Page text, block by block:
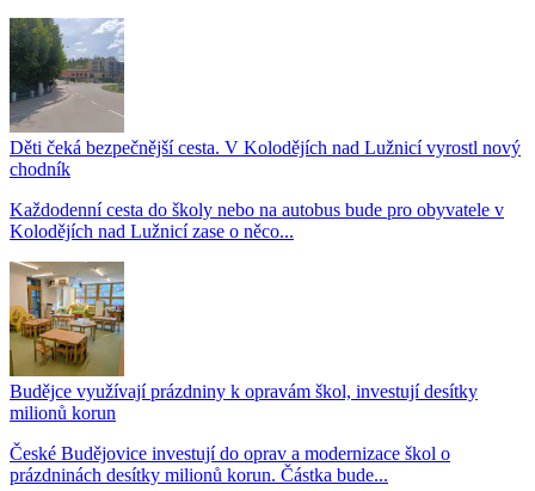
Děti čeká bezpečnější cesta. V Kolodějích nad Lužnicí vyrostl nový
chodník
Každodenní cesta do školy nebo na autobus bude pro obyvatele v
Kolodějích nad Lužnicí zase o něco...
Budějce využívají prázdniny k opravám škol, investují desítky
milionů korun
České Budějovice investují do oprav a modernizace škol o
prázdninách desítky milionů korun. Částka bude...